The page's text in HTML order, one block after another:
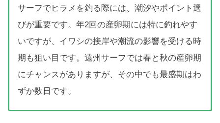
サーフでヒラメを釣る際には、潮汐やポイント選
びが重要です。年2回の産卵期には特に釣れやす
いですが、イワシの接岸や潮流の影響を受ける時
期も狙い目です。遠州サーフでは春と秋の産卵期
にチャンスがありますが、その中でも最盛期はわ
ずか数日です。